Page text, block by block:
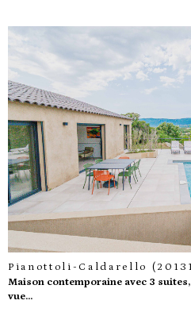
voir
Pianottoli-Caldarello
Maison contemporaine avec 3
vue...